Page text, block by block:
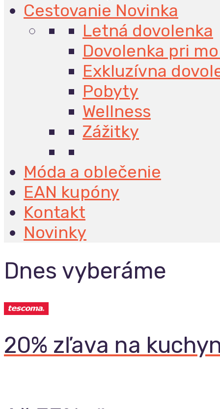
Cestovanie Novinka
Letná dovolenka
Dovolenka pri
Exkluzívna
Pobyty
Wellness
Zážitky
Móda a oblečenie
EAN kupóny
Kontakt
Novinky
Dnes vyberáme
20% zľava na